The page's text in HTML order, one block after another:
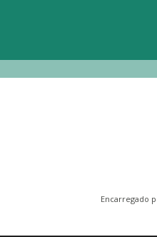
Encarregado